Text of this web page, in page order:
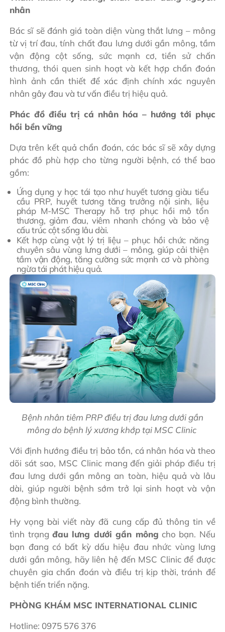
nhân
Bác sĩ sẽ đánh giá toàn diện vùng thắt lưng – mông
từ vị trí đau, tính chất đau lưng dưới gần mông, tầm
vận động cột sống, sức mạnh cơ, tiền sử chấn
thương, thói quen sinh hoạt và kết hợp chẩn đoán
hình ảnh cần thiết để xác định chính xác nguyên
nhân gây đau và tư vấn điều trị hiệu quả.
Phác đồ điều trị cá nhân hóa – hướng tới phục
hồi bền vững
Dựa trên kết quả chẩn đoán, các bác sĩ sẽ xây dựng
phác đồ phù hợp cho từng người bệnh, có thể bao
gồm:
Ứng dụng y học tái tạo như huyết tương giàu tiểu
cầu PRP, huyết tương tăng trưởng nội sinh, liệu
pháp M-MSC Therapy hỗ trợ phục hồi mô tổn
thương, giảm đau, viêm nhanh chóng và bảo vệ
cấu trúc cột sống lâu dài.
Kết hợp cùng vật lý trị liệu – phục hồi chức năng
chuyên sâu vùng lưng dưới – mông, giúp cải thiện
tầm vận động, tăng cường sức mạnh cơ và phòng
ngừa tái phát hiệu quả.
Bệnh nhân tiêm PRP điều trị đau lưng dưới gần
mông do bệnh lý xương khớp tại MSC Clinic
Với định hướng điều trị bảo tồn, cá nhân hóa và theo
dõi sát sao, MSC Clinic mang đến giải pháp điều trị
đau lưng dưới gần mông an toàn, hiệu quả và lâu
dài, giúp người bệnh sớm trở lại sinh hoạt và vận
động bình thường.
Hy vọng bài viết này đã cung cấp đủ thông tin về
tình trạng đau lưng dưới gần mông cho bạn. Nếu
bạn đang có bất kỳ dấu hiệu đau nhức vùng lưng
dưới gần mông, hãy liên hệ đến MSC Clinic để được
chuyên gia chẩn đoán và điều trị kịp thời, tránh để
bệnh tiến triển nặng.
PHÒNG KHÁM MSC INTERNATIONAL CLINIC
Hotline: 0975 576 376